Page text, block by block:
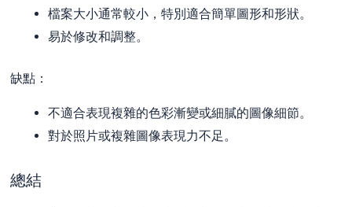
檔案大小通常較小，特別適合簡單圖形和形狀。
易於修改和調整。
缺點：
不適合表現複雜的色彩漸變或細膩的圖像細節。
對於照片或複雜圖像表現力不足。
總結